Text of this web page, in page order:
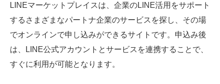
LINEマーケットプレイスは、企業のLINE活用をサポート
するさまざまなパートナ企業のサービスを探し、その場
でオンラインで申し込みができるサイトです。申込み後
は、LINE公式アカウントとサービスを連携することで、
すぐに利用が可能となります。